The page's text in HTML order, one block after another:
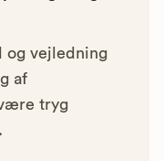
og vejledning
af
tryg